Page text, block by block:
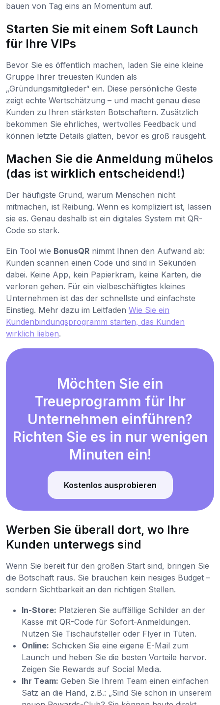
bauen von Tag eins an Momentum auf.
Starten Sie mit einem Soft Launch
für Ihre VIPs
Bevor Sie es öffentlich machen, laden Sie eine kleine
Gruppe Ihrer treuesten Kunden als
„Gründungsmitglieder“ ein. Diese persönliche Geste
zeigt echte Wertschätzung – und macht genau diese
Kunden zu Ihren stärksten Botschaftern. Zusätzlich
bekommen Sie ehrliches, wertvolles Feedback und
können letzte Details glätten, bevor es groß rausgeht.
Machen Sie die Anmeldung mühelos
(das ist wirklich entscheidend!)
Der häufigste Grund, warum Menschen nicht
mitmachen, ist Reibung. Wenn es kompliziert ist, lassen
sie es. Genau deshalb ist ein digitales System mit QR-
Code so stark.
Ein Tool wie BonusQR nimmt Ihnen den Aufwand ab:
Kunden scannen einen Code und sind in Sekunden
dabei. Keine App, kein Papierkram, keine Karten, die
verloren gehen. Für ein vielbeschäftigtes kleines
Unternehmen ist das der schnellste und einfachste
Einstieg. Mehr dazu im Leitfaden Wie Sie ein
Kundenbindungsprogramm starten, das Kunden
wirklich lieben.
Möchten Sie ein
Treueprogramm für Ihr
Unternehmen einführen?
Richten Sie es in nur wenigen
Minuten ein!
Kostenlos ausprobieren
Werben Sie überall dort, wo Ihre
Kunden unterwegs sind
Wenn Sie bereit für den großen Start sind, bringen Sie
die Botschaft raus. Sie brauchen kein riesiges Budget –
sondern Sichtbarkeit an den richtigen Stellen.
In-Store: Platzieren Sie auffällige Schilder an der
Kasse mit QR-Code für Sofort-Anmeldungen.
Nutzen Sie Tischaufsteller oder Flyer in Tüten.
Online: Schicken Sie eine eigene E-Mail zum
Launch und heben Sie die besten Vorteile hervor.
Zeigen Sie Rewards auf Social Media.
Ihr Team: Geben Sie Ihrem Team einen einfachen
Satz an die Hand, z.B.: „Sind Sie schon in unserem